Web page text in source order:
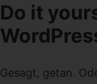
Do it
Gesagt, getan.